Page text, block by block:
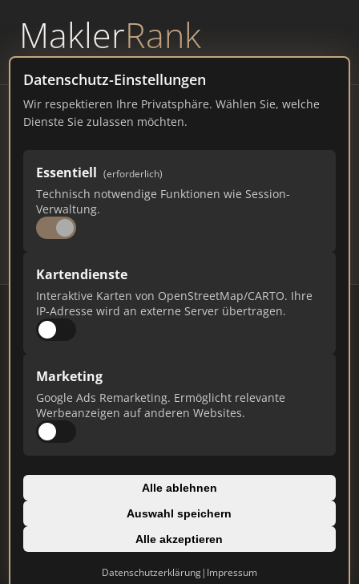
MaklerRank
powered byWAVEPOINT
Datenschutz-Einstellungen
Wir respektieren Ihre Privatsphäre. Wählen Sie, welche
Dienste Sie zulassen möchten.
Essentiell (erforderlich)
Technisch notwendige Funktionen wie Session-
Verwaltung.
Kartendienste
Interaktive Karten von OpenStreetMap/CARTO. Ihre
IP-Adresse wird an externe Server übertragen.
Marketing
Google Ads Remarketing. Ermöglicht relevante
Werbeanzeigen auf anderen Websites.
Alle ablehnen
Auswahl speichern
Alle akzeptieren
Datenschutzerklärung| Impressum
Immobilienmakler Rhede –
Ranking Juli 2026
NORDRHEIN-WESTFALEN19.051 EINWOHNER
85 582
# MAKLER / FIRMA
1 immobilienscout24.de
Immobilienplattform
857
2
B.Tenbeck - Real Estate &
Insurance
tenbeck.de Einzelner Makler
765